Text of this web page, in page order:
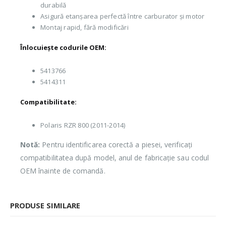
durabilă
Asigură etanșarea perfectă între carburator și motor
Montaj rapid, fără modificări
Înlocuiește codurile OEM:
5413766
5414311
Compatibilitate:
Polaris RZR 800 (2011-2014)
Notă: Pentru identificarea corectă a piesei, verificați
compatibilitatea după model, anul de fabricație sau codul
OEM înainte de comandă.
PRODUSE SIMILARE